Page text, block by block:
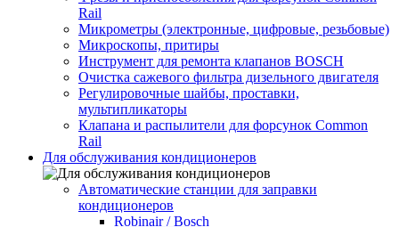
Rail
Микрометры (электронные, цифровые, резьбовые)
Микроскопы, притиры
Инструмент для ремонта клапанов BOSCH
Очистка сажевого фильтра дизельного двигателя
Регулировочные шайбы, проставки,
мультипликаторы
Клапана и распылители для форсунок Common
Rаil
Для обслуживания кондиционеров
Автоматические станции для заправки
кондиционеров
Robinair / Bosch